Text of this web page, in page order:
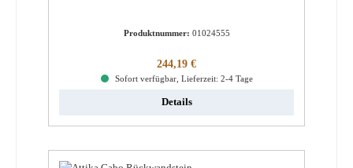
Produktnummer: 01024555
Regulärer Preis:
244,19 €
Sofort verfügbar, Lieferzeit: 2-4 Tage
Details